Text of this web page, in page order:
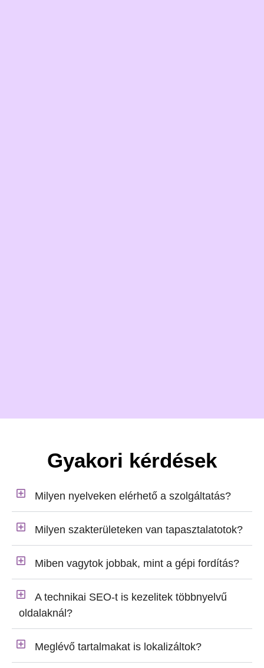
Gyakori kérdések
Milyen nyelveken elérhető a szolgáltatás?
Milyen szakterületeken van tapasztalatotok?
Miben vagytok jobbak, mint a gépi fordítás?
A technikai SEO-t is kezelitek többnyelvű
oldalaknál?
Meglévő tartalmakat is lokalizáltok?